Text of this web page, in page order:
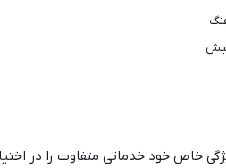
خاص خود خدماتی متفاوت را در